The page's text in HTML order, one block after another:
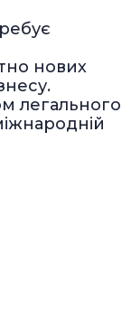
нових
легального